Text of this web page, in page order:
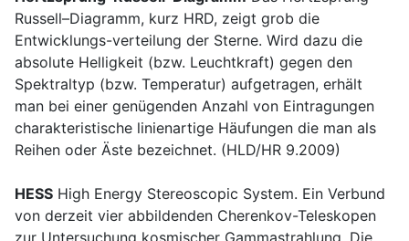
Russell–Diagramm, kurz HRD, zeigt grob die
Entwicklungs-verteilung der Sterne. Wird dazu die
absolute Helligkeit (bzw. Leuchtkraft) gegen den
Spektraltyp (bzw. Temperatur) aufgetragen, erhält
man bei einer genügenden Anzahl von Eintragungen
charakteristische linienartige Häufungen die man als
Reihen oder Äste bezeichnet. (HLD/HR 9.2009)
HESS High Energy Stereoscopic System. Ein Verbund
von derzeit vier abbildenden Cherenkov-Teleskopen
zur Untersuchung kosmischer Gammastrahlung. Die